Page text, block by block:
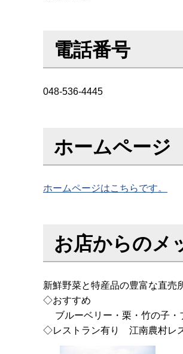
電話番号
048-536-4445
ホームページ
ホームページはこちらです。
お店からのメ
新鮮野菜と特産品の豊富な直売
◇おすすめ
ブルーベリー・栗・竹の子・
◇レストラン有り 江南農村レス